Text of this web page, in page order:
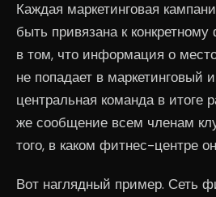
Каждая маркетинговая
быть привязана к
в том, что информация о
не попадает в маркетинговый
центральная команда в итоге
же сообщение всем членам
того, в каком фитнес-центре
Вот наглядный пример. Сеть